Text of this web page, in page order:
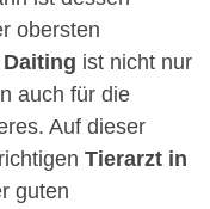
obersten
ist nicht nur
auch für die
Auf dieser
Tierarzt in
guten